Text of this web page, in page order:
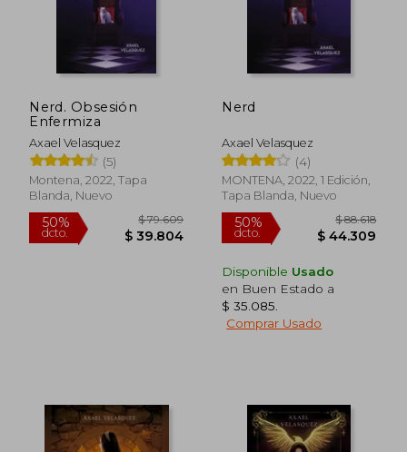
Nerd. Obsesión
Enfermiza
Axael Velasquez
(5)
Montena, 2022, Tapa
Blanda, Nuevo
$ 39.804
Nerd
Axael Velasquez
(4)
MONTENA, 2022, 1 Edición,
Tapa Blanda, Nuevo
Disponible Usado
en Buen Estado a
$ 35.085
Comprar Usado